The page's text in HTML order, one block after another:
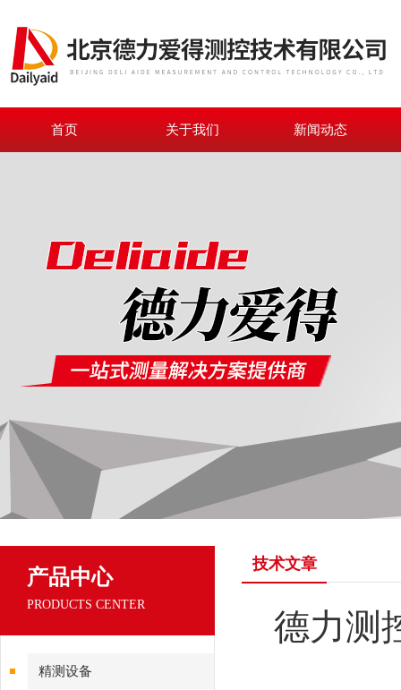
首页 关于我们 新闻动态
产品中心
PRODUCTS CENTER
精测设备
技术文章
德力测